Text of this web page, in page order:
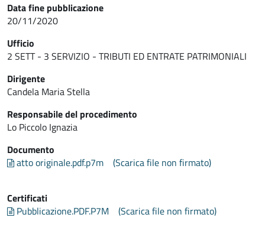
Data fine pubblicazione
20/11/2020
Ufficio
2 SETT - 3 SERVIZIO - TRIBUTI ED ENTRATE PATRIMONIALI
Dirigente
Candela Maria Stella
Responsabile del procedimento
Lo Piccolo Ignazia
Documento
atto originale.pdf.p7m
(Scarica file non firmato)
Certificati
Pubblicazione.PDF.P7M
(Scarica file non firmato)